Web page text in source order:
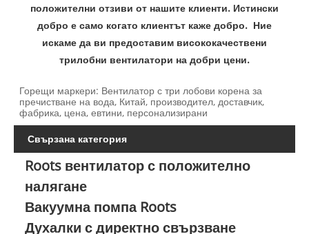
положителни отзиви от нашите клиенти. Истински
добро е само когато клиентът каже добро. Ние
искаме да ви предоставим висококачествени
трилобни вентилатори на добри цени.
Горещи маркери: Вентилатор с три лобови корена за
пречистване на вода, Китай, производител, доставчик,
фабрика, цена, евтини, персонализирани
Свързана категория
Roots вентилатор с положително
налягане
Вакуумна помпа Roots
Духалки с директно свързване